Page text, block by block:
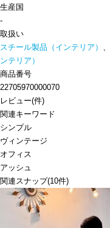
生産国
-
取扱い
スチール製品（インテリア） 、
ンテリア）
商品番号
22705970000070
レビュー(件)
関連キーワード
シンプル
ヴィンテージ
オフィス
アッシュ
関連スナップ(10件)